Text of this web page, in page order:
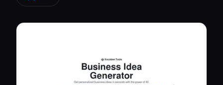
ब्लॉग
टूल्स की तुलना करें